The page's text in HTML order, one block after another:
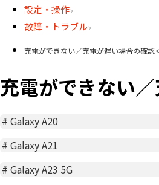
設定・操作
故障・トラブル
充電ができない／充電が遅い場合の確認
充電ができない
#Galaxy A20
#Galaxy A21
#Galaxy A23 5G